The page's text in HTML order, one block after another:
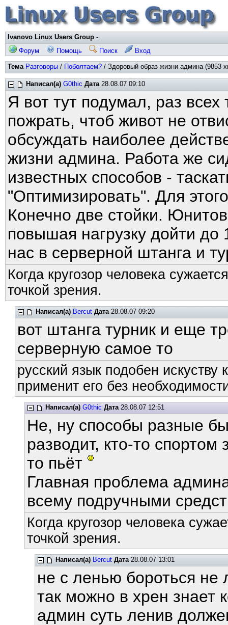
Ivanovo Linux Users Group -
Форум
Помощь Поиск Вход
Тема Разговоры / Поболтаем? / Здоровый образ жизни админа (9853
Написал(а) G0thic Дата28.08.07 09:10
Я вот тут подумал, раз всех
пожрать, чтоб живот не
обсуждать наиболее
жизни админа. Работа же
известных способов -
"Оптимизировать". Для
Конечно две стойки.
повышая нагрузку дойти до
нас в серверной штанга и
Когда кругозор человека
точкой зрения.
Написал(а) Bercut Дата28.08.07 09:20
вот штанга турник и еще
серверную самое то
русский язык подобен
применит его без
Написал(а) G0thic Дата28.08.07 12:51
Не, ну способы разные
разводит, кто-то спортом
то пьёт
Главная проблема
всему подручными
Когда кругозор человека
точкой зрения.
Написал(а) Bercut Дата28.08.07 13:01
не с ленью бороться не
так можно в хрен знает
админ суть ленив